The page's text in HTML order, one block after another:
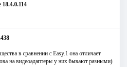
в сравнении с Easy.1 она отличает
на видеоадаптеры у них бывают разными)